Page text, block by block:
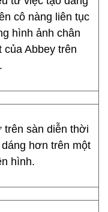
cô nàng liên tục
hình ảnh chân
của Abbey trên
trên sàn diễn thời
hơn trên một
hình.